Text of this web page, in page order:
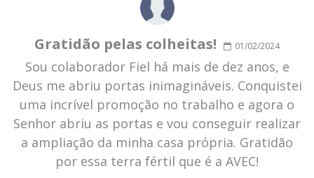
Gratidão pelas colheitas! 01/02/2024
Sou colaborador Fiel há mais de dez anos, e
Deus me abriu portas inimagináveis. Conquistei
uma incrível promoção no trabalho e agora o
Senhor abriu as portas e vou conseguir realizar
a ampliação da minha casa própria. Gratidão
por essa terra fértil que é a AVEC!